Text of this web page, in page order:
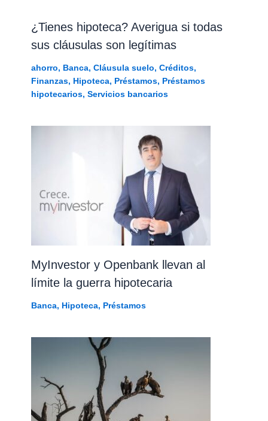
¿Tienes hipoteca? Averigua si todas
sus cláusulas son legítimas
ahorro, Banca, Cláusula suelo, Créditos,
Finanzas, Hipoteca, Préstamos, Préstamos
hipotecarios, Servicios bancarios
MyInvestor y Openbank llevan al
límite la guerra hipotecaria
Banca, Hipoteca, Préstamos